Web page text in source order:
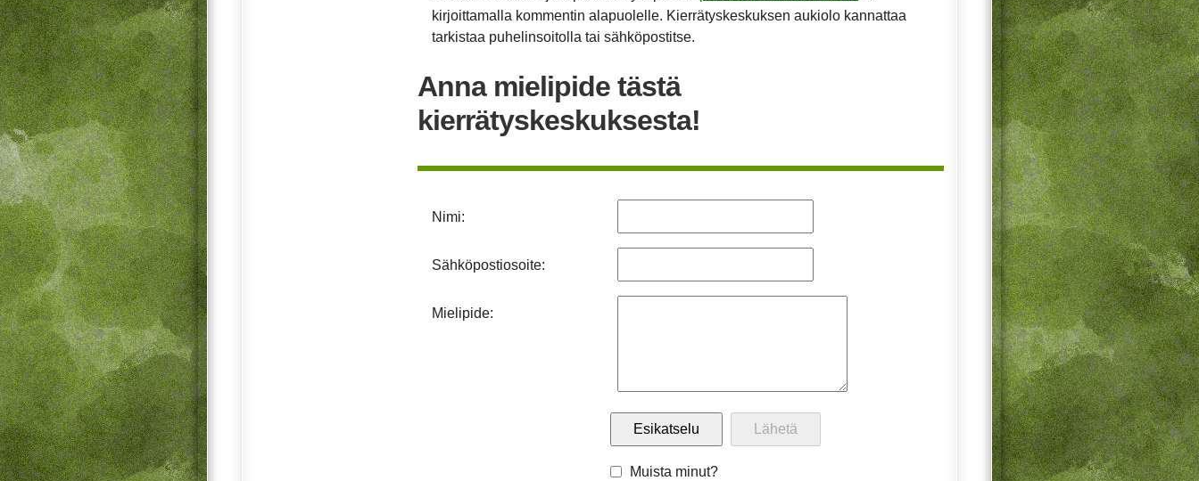
kirjoittamalla kommentin alapuolelle. Kierrätyskeskuksen aukiolo kannattaa
tarkistaa puhelinsoitolla tai sähköpostitse.
Anna mielipide tästä
kierrätyskeskuksesta!
Nimi:
Sähköpostiosoite:
Mielipide:
Muista minut?